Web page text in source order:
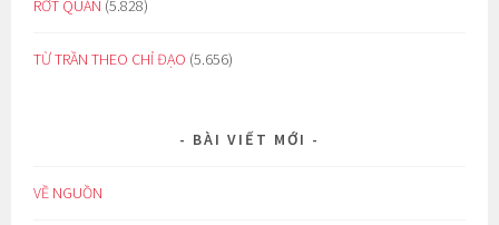
RỚT QUẦN (5.828)
TỪ TRẦN THEO CHỈ ĐẠO (5.656)
BÀI VIẾT MỚI
VỀ NGUỒN